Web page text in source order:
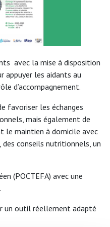
avec la mise à disposition
appuyer les aidants au
d’accompagnement​.
favoriser les échanges
mais également de
le maintien à domicile avec
des conseils nutritionnels, un
(POCTEFA) ​avec une
un outil réellement adapté